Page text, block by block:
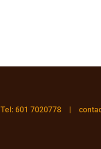
601 7020778 |